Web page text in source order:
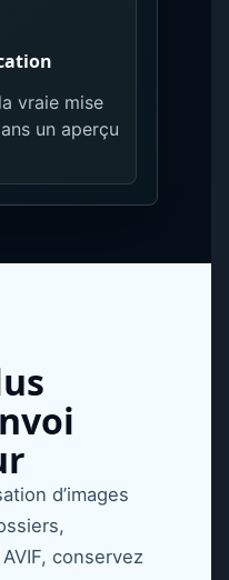
vraie mise
un aperçu
d’images
conservez